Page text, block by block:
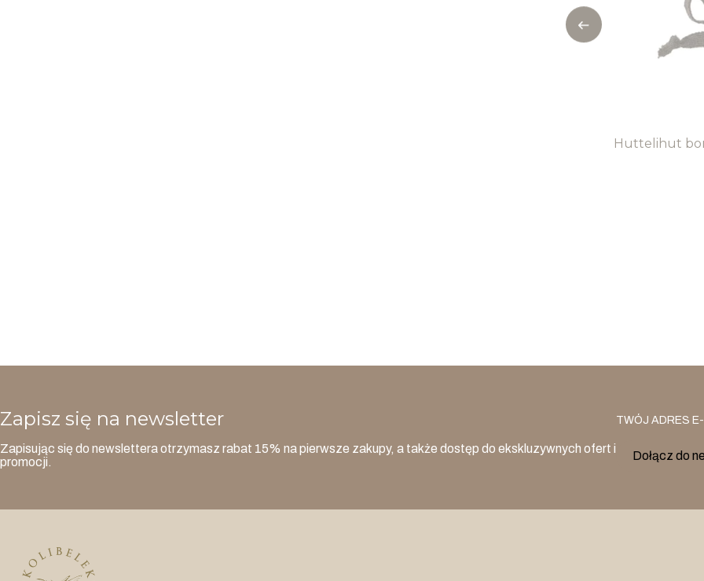
Huttelihut
Zapisz się na newsletter
Zapisując się do newslettera otrzymasz rabat 15% na pierwsze zakupy, a także dostęp do ekskluzywnych ofert i
promocji.
TWÓJ ADRES
Dołącz do